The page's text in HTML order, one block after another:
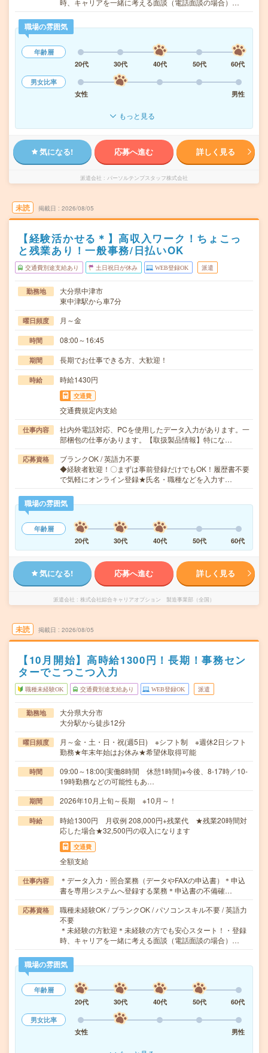
時、キャリアを一緒に考える面談（電話面談の場合）…
職場の雰囲気
年齢層
20代
30代 40代 50代
60代
男女比率
女性
男性
もっと見る
気になる! 応募へ進む 詳しく見る
派遣会社 パーソルテンプスタッフ株式会社
未読 掲載日 2026/08/05
【経験活かせる＊】高収入ワーク！ちょこっ
と残業あり！一般事務/日払いOK
交通費別途支給あり 土日祝日が休み WEB登録OK 派遣
勤務地
大分県中津市
東中津駅から車7分
曜日頻度 月～金
時間 08:00～16:45
期間 長期でお仕事できる方、大歓迎！
時給 時給1430円
交通費
交通費規定内支給
仕事内容
社内外電話対応、PCを使用したデータ入力があります。一
部梱包の仕事があります。【取扱製品情報】特にな…
応募資格
ブランクOK / 英語力不要
◆経験者歓迎！〇まずは事前登録だけでもOK！履歴書不要
で気軽にオンライン登録★氏名・職種などを入力す…
職場の雰囲気
年齢層
20代
30代 40代 50代 60代
気になる! 応募へ進む 詳しく見る
派遣会社 株式会社綜合キャリアオプション 製造事業部（全国）
未読 掲載日 2026/08/05
【10月開始】高時給1300円！長期！事務セン
ターでこつこつ入力
職種未経験OK 交通費別途支給あり WEB登録OK 派遣
勤務地
大分県大分市
大分駅から徒歩12分
曜日頻度
月～金・土・日・祝(週5日) ※シフト制 ※週休2日シフト
勤務★年末年始はお休み★希望休取得可能
時間
09:00～18:00(実働8時間 休憩1時間)※今後、8-17時／10-
19時勤務などの可能性もあ…
期間 2026年10月上旬～長期 ※10月～！
時給
時給1300円 月収例 208,000円+残業代 ★残業20時間対
応した場合★32,500円の収入になります
交通費
全額支給
仕事内容
＊データ入力・照合業務（データやFAXの申込書）＊申込
書を専用システムへ登録する業務＊申込書の不備確…
応募資格
職種未経験OK / ブランクOK / パソコンスキル不要 / 英語力
不要
＊未経験の方歓迎＊未経験の方でも安心スタート！・登録
時、キャリアを一緒に考える面談（電話面談の場合）…
職場の雰囲気
年齢層
20代
30代 40代 50代
60代
男女比率
女性
男性